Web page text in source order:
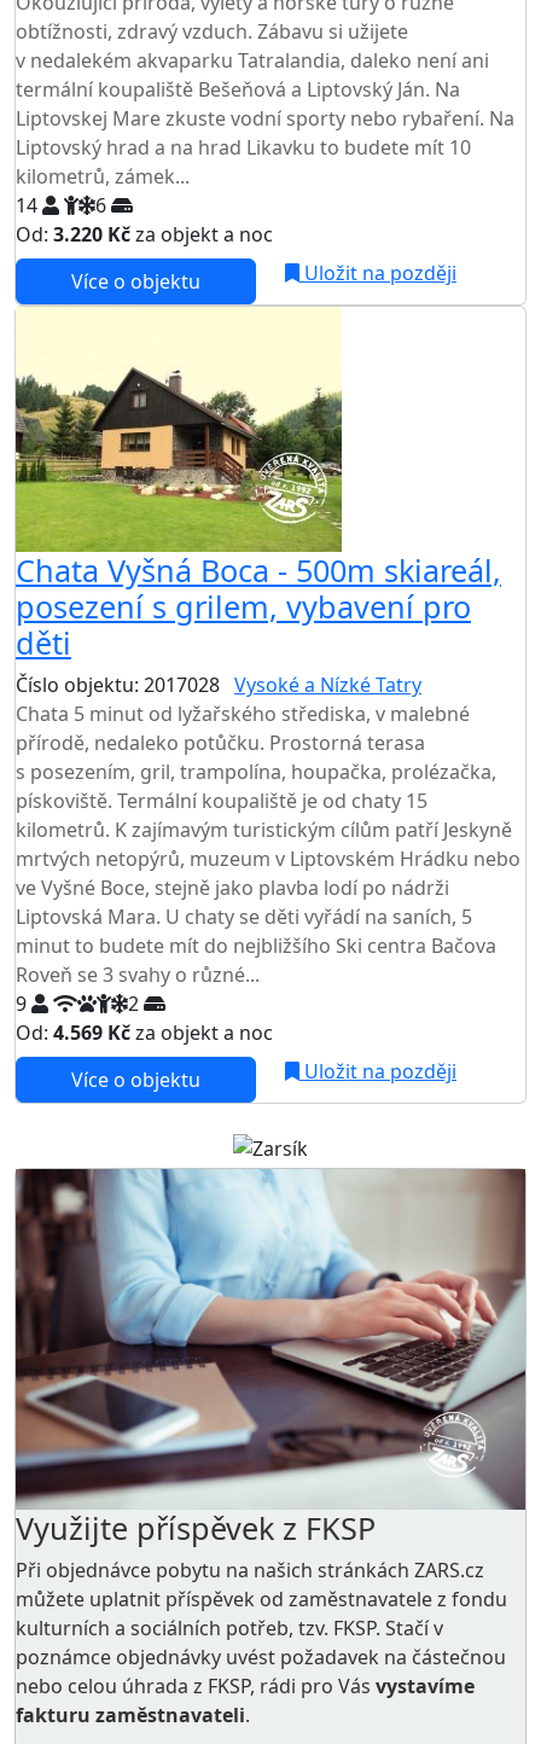
obtížnosti, zdravý vzduch. Zábavu si užijete
v nedalekém akvaparku Tatralandia, daleko není ani
termální koupaliště Bešeňová a Liptovský Ján. Na
Liptovskej Mare zkuste vodní sporty nebo rybaření. Na
Liptovský hrad a na hrad Likavku to budete mít 10
kilometrů, zámek...
14
6
Od: 3.220 Kčza objekt a noc
Více o objektu
Uložit na později
Chata Vyšná Boca - 500m skiareál,
posezení s grilem, vybavení pro
děti
Číslo objektu: 2017028 Vysoké a Nízké Tatry
Chata 5 minut od lyžařského střediska, v malebné
přírodě, nedaleko potůčku. Prostorná terasa
s posezením, gril, trampolína, houpačka, prolézačka,
pískoviště. Termální koupaliště je od chaty 15
kilometrů. K zajímavým turistickým cílům patří Jeskyně
mrtvých netopýrů, muzeum v Liptovském Hrádku nebo
ve Vyšné Boce, stejně jako plavba lodí po nádrži
Liptovská Mara. U chaty se děti vyřádí na saních, 5
minut to budete mít do nejbližšího Ski centra Bačova
Roveň se 3 svahy o různé...
9
2
Od: 4.569 Kčza objekt a noc
Více o objektu
Uložit na později
Využijte příspěvek z FKSP
Při objednávce pobytu na našich stránkách ZARS.cz
můžete uplatnit příspěvek od zaměstnavatele z fondu
kulturních a sociálních potřeb, tzv. FKSP. Stačí v
poznámce objednávky uvést požadavek na částečnou
nebo celou úhrada z FKSP, rádi pro Vás vystavíme
fakturu zaměstnavateli.